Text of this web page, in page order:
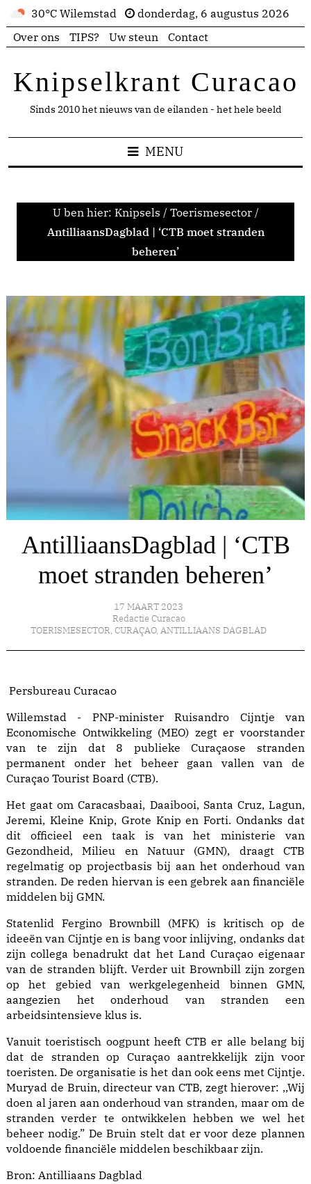
30°C Wilemstad
donderdag, 6 augustus 2026
Over ons
TIPS? Uw steun Contact
Knipselkrant Curacao
Sinds 2010 het nieuws van de eilanden - het hele beeld
MENU
U ben hier: Knipsels / Toerismesector /
AntilliaansDagblad | ‘CTB moet stranden
beheren’
AntilliaansDagblad | ‘CTB
moet stranden beheren’
17 MAART 2023
Redactie Curacao
TOERISMESECTOR, CURAÇAO, ANTILLIAANS DAGBLAD
Persbureau Curacao
Willemstad - PNP-minister Ruisandro Cijntje van
Economische Ontwikkeling (MEO) zegt er voorstander
van te zijn dat 8 publieke Curaçaose stranden
permanent onder het beheer gaan vallen van de
Curaçao Tourist Board (CTB).
Het gaat om Caracasbaai, Daaibooi, Santa Cruz, Lagun,
Jeremi, Kleine Knip, Grote Knip en Forti. Ondanks dat
dit officieel een taak is van het ministerie van
Gezondheid, Milieu en Natuur (GMN), draagt CTB
regelmatig op projectbasis bij aan het onderhoud van
stranden. De reden hiervan is een gebrek aan financiële
middelen bij GMN.
Statenlid Fergino Brownbill (MFK) is kritisch op de
ideeën van Cijntje en is bang voor inlijving, ondanks dat
zijn collega benadrukt dat het Land Curaçao eigenaar
van de stranden blijft. Verder uit Brownbill zijn zorgen
op het gebied van werkgelegenheid binnen GMN,
aangezien het onderhoud van stranden een
arbeidsintensieve klus is.
Vanuit toeristisch oogpunt heeft CTB er alle belang bij
dat de stranden op Curaçao aantrekkelijk zijn voor
toeristen. De organisatie is het dan ook eens met Cijntje.
Muryad de Bruin, directeur van CTB, zegt hierover: ,,Wij
doen al jaren aan onderhoud van stranden, maar om de
stranden verder te ontwikkelen hebben we wel het
beheer nodig.” De Bruin stelt dat er voor deze plannen
voldoende financiële middelen beschikbaar zijn.
Bron: Antilliaans Dagblad